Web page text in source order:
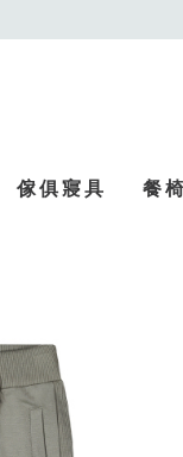
傢俱寢具 餐